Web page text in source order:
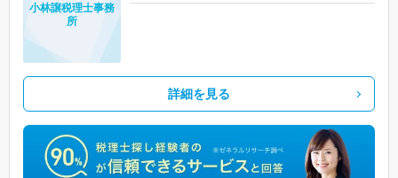
小林譲税理士事務
所
詳細を見る